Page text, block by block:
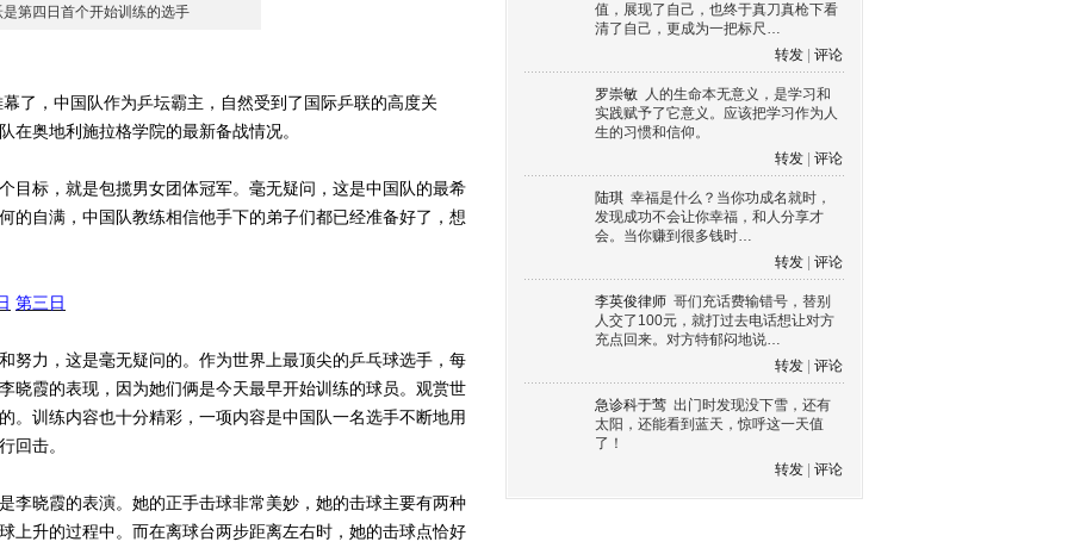
是第四日首个开始训练的选手
，中国队作为乒坛霸主，自然受到了国际乒联的高度关
在奥地利施拉格学院的最新备战情况。
标，就是包揽男女团体冠军。毫无疑问，这是中国队的最希
的自满，中国队教练相信他手下的弟子们都已经准备好了，想
第三日
力，这是毫无疑问的。作为世界上最顶尖的乒乓球选手，每
晓霞的表现，因为她们俩是今天最早开始训练的球员。观赏世
。训练内容也十分精彩，一项内容是中国队一名选手不断地用
回击。
晓霞的表演。她的正手击球非常美妙，她的击球主要有两种
上升的过程中。而在离球台两步距离左右时，她的击球点恰好
Android symbian
值，展现了自己，也终于真刀真枪下看
清了自己，更成为一把标尺…
转发
评论
罗崇敏 人的生命本无意义，是学习和
实践赋予了它意义。应该把学习作为人
生的习惯和信仰。
转发
评论
陆琪 幸福是什么？当你功成名就时，
发现成功不会让你幸福，和人分享才
会。当你赚到很多钱时…
转发
评论
李英俊律师 哥们充话费输错号，替别
人交了100元，就打过去电话想让对方
充点回来。对方特郁闷地说…
转发
评论
急诊科于莺 出门时发现没下雪，还有
太阳，还能看到蓝天，惊呼这一天值
了！
转发
评论